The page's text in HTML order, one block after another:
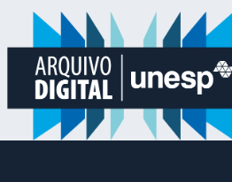
Skip to main content